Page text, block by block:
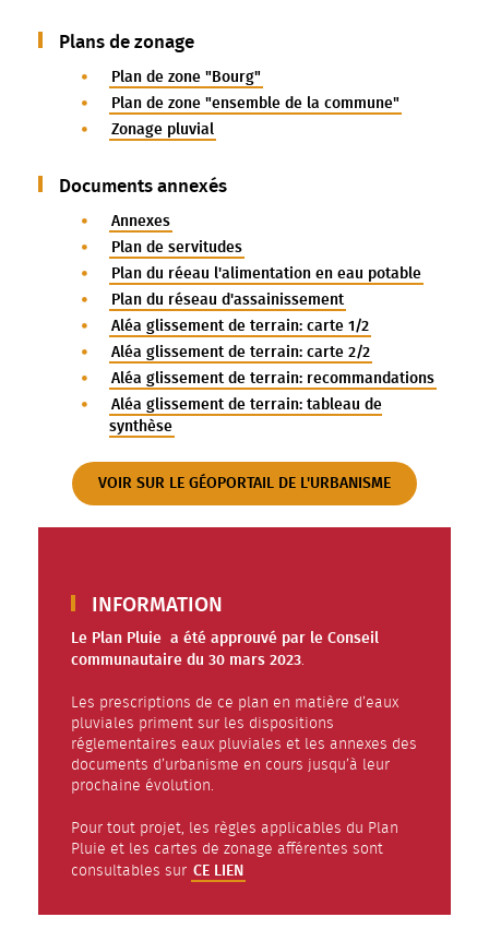
Plans de zonage
Plan de zone "Bourg"
Plan de zone "ensemble de la commune"
Zonage pluvial
Documents annexés
Annexes
Plan de servitudes
Plan du réeau l'alimentation en eau potable
Plan du réseau d'assainissement
Aléa glissement de terrain: carte 1/2
Aléa glissement de terrain: carte 2/2
Aléa glissement de terrain: recommandations
Aléa glissement de terrain: tableau de
synthèse
VOIR SUR LE GÉOPORTAIL DE L'URBANISME
INFORMATION
Le Plan Pluie a été approuvé par le Conseil
communautaire du 30 mars 2023.
Les prescriptions de ce plan en matière d’eaux
pluviales priment sur les dispositions
réglementaires eaux pluviales et les annexes des
documents d’urbanisme en cours jusqu’à leur
prochaine évolution.
Pour tout projet, les règles applicables du Plan
Pluie et les cartes de zonage afférentes sont
consultables sur CE LIEN